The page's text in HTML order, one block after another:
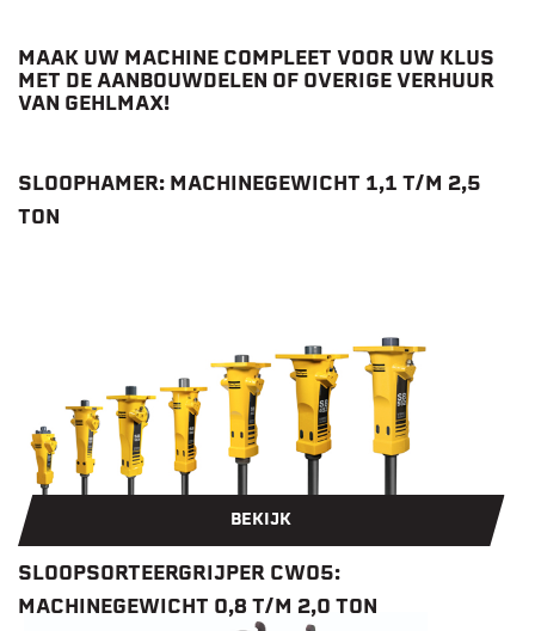
MAAK UW MACHINE COMPLEET VOOR UW KLUS
MET DE AANBOUWDELEN OF OVERIGE VERHUUR
VAN GEHLMAX!
SLOOPHAMER: MACHINEGEWICHT 1,1 T/M 2,5
TON
BEKIJK
SLOOPSORTEERGRIJPER CW05:
MACHINEGEWICHT 0,8 T/M 2,0 TON